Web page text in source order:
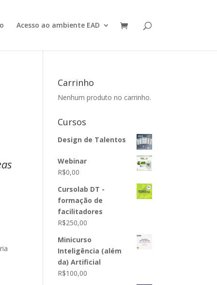
Acesso ao ambiente EAD
Carrinho
Nenhum produto no carrinho.
Cursos
Design de Talentos
Webinar
R$0,00
Cursolab DT -
formação de
facilitadores
R$250,00
Minicurso
Inteligência (além
da) Artificial
R$100,00